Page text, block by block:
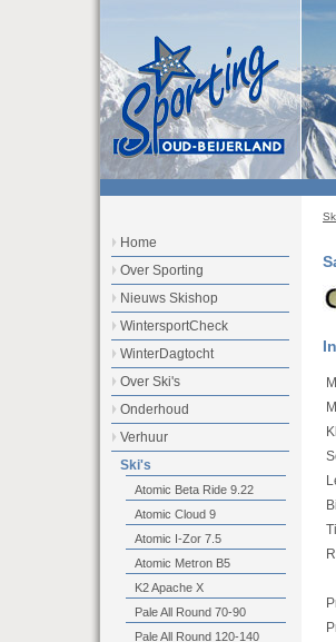
Home
Over Sporting
Nieuws Skishop
WintersportCheck
WinterDagtocht
Over Ski's
Onderhoud
Verhuur
Ski's
Atomic Beta Ride 9.22
Atomic Cloud 9
Atomic I-Zor 7.5
Atomic Metron B5
K2 Apache X
Pale All Round 70-90
Pale All Round 120-140